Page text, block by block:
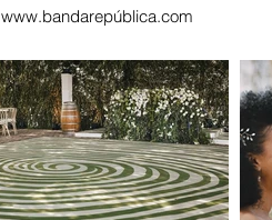
www.bandarepública.com